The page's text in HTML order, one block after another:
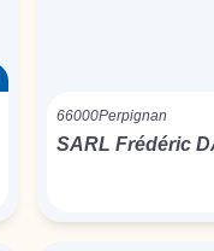
66000Perpignan
SARL Frédéric